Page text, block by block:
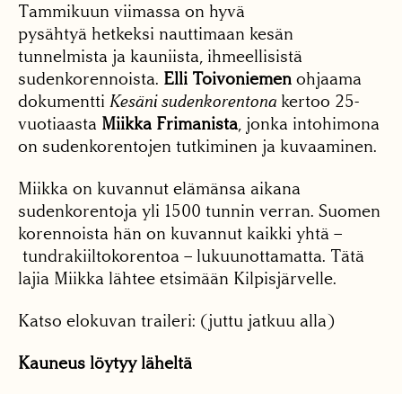
Tammikuun viimassa on hyvä
pysähtyä hetkeksi nauttimaan kesän
tunnelmista ja kauniista, ihmeellisistä
sudenkorennoista. Elli Toivoniemen ohjaama
dokumentti Kesäni sudenkorentona kertoo 25-
vuotiaasta Miikka Frimanista, jonka intohimona
on sudenkorentojen tutkiminen ja kuvaaminen.
Miikka on kuvannut elämänsa aikana
sudenkorentoja yli 1500 tunnin verran. Suomen
korennoista hän on kuvannut kaikki yhtä –
tundrakiiltokorentoa – lukuunottamatta. Tätä
lajia Miikka lähtee etsimään Kilpisjärvelle.
Katso elokuvan traileri: (juttu jatkuu alla)
Kauneus löytyy läheltä